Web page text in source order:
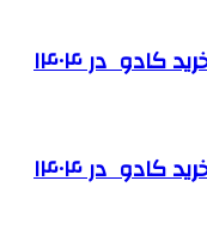
کادو در ۱۴۰۴
کادو در ۱۴۰۴